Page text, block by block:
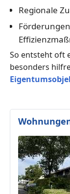
Regionale
So entsteht oft
besonders